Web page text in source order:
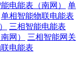
电能表（南网）
单
单相智能物联电能表
三相智能电能表
网）
三相智能网关
电能表